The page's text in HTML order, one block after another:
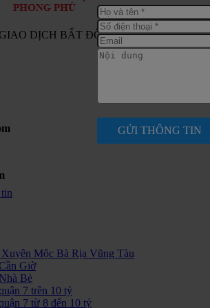
DỊCH BẤT ĐỘNG SẢN NAM SÀI
Mộc Bà Rịa Vũng Tàu
Giờ
Bè
7 trên 10 tỷ
7 từ 8 đến 10 tỷ
GỬI THÔNG TIN